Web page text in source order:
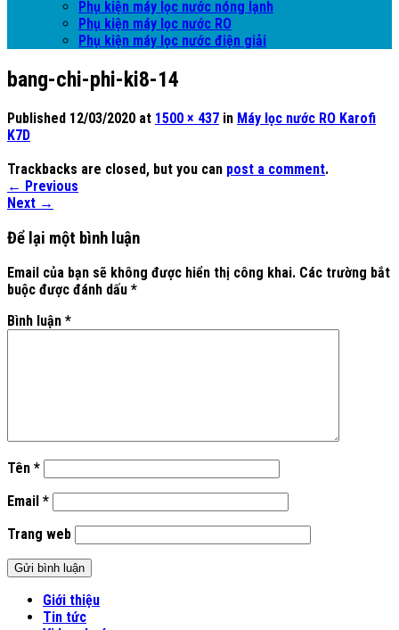
Phụ kiện máy lọc nước nóng lạnh
Phụ kiện máy lọc nước RO
Phụ kiện máy lọc nước điện giải
bang-chi-phi-ki8-14
Published 12/03/2020 at 1500 × 437 in Máy lọc nước RO Karofi
K7D
Trackbacks are closed, but you can post a comment.
← Previous
Next →
Để lại một bình luận
Email của bạn sẽ không được hiển thị công khai. Các trường bắt
buộc được đánh dấu *
Bình luận *
Tên *
Email *
Trang web
Giới thiệu
Tin tức